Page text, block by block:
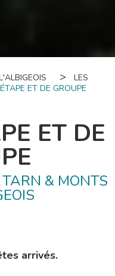
LES
ET DE GROUPE
ET DE
& MONTS
arrivés.